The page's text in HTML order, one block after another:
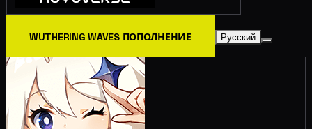
WUTHERING WAVES ПОПОЛНЕНИЕ Русский